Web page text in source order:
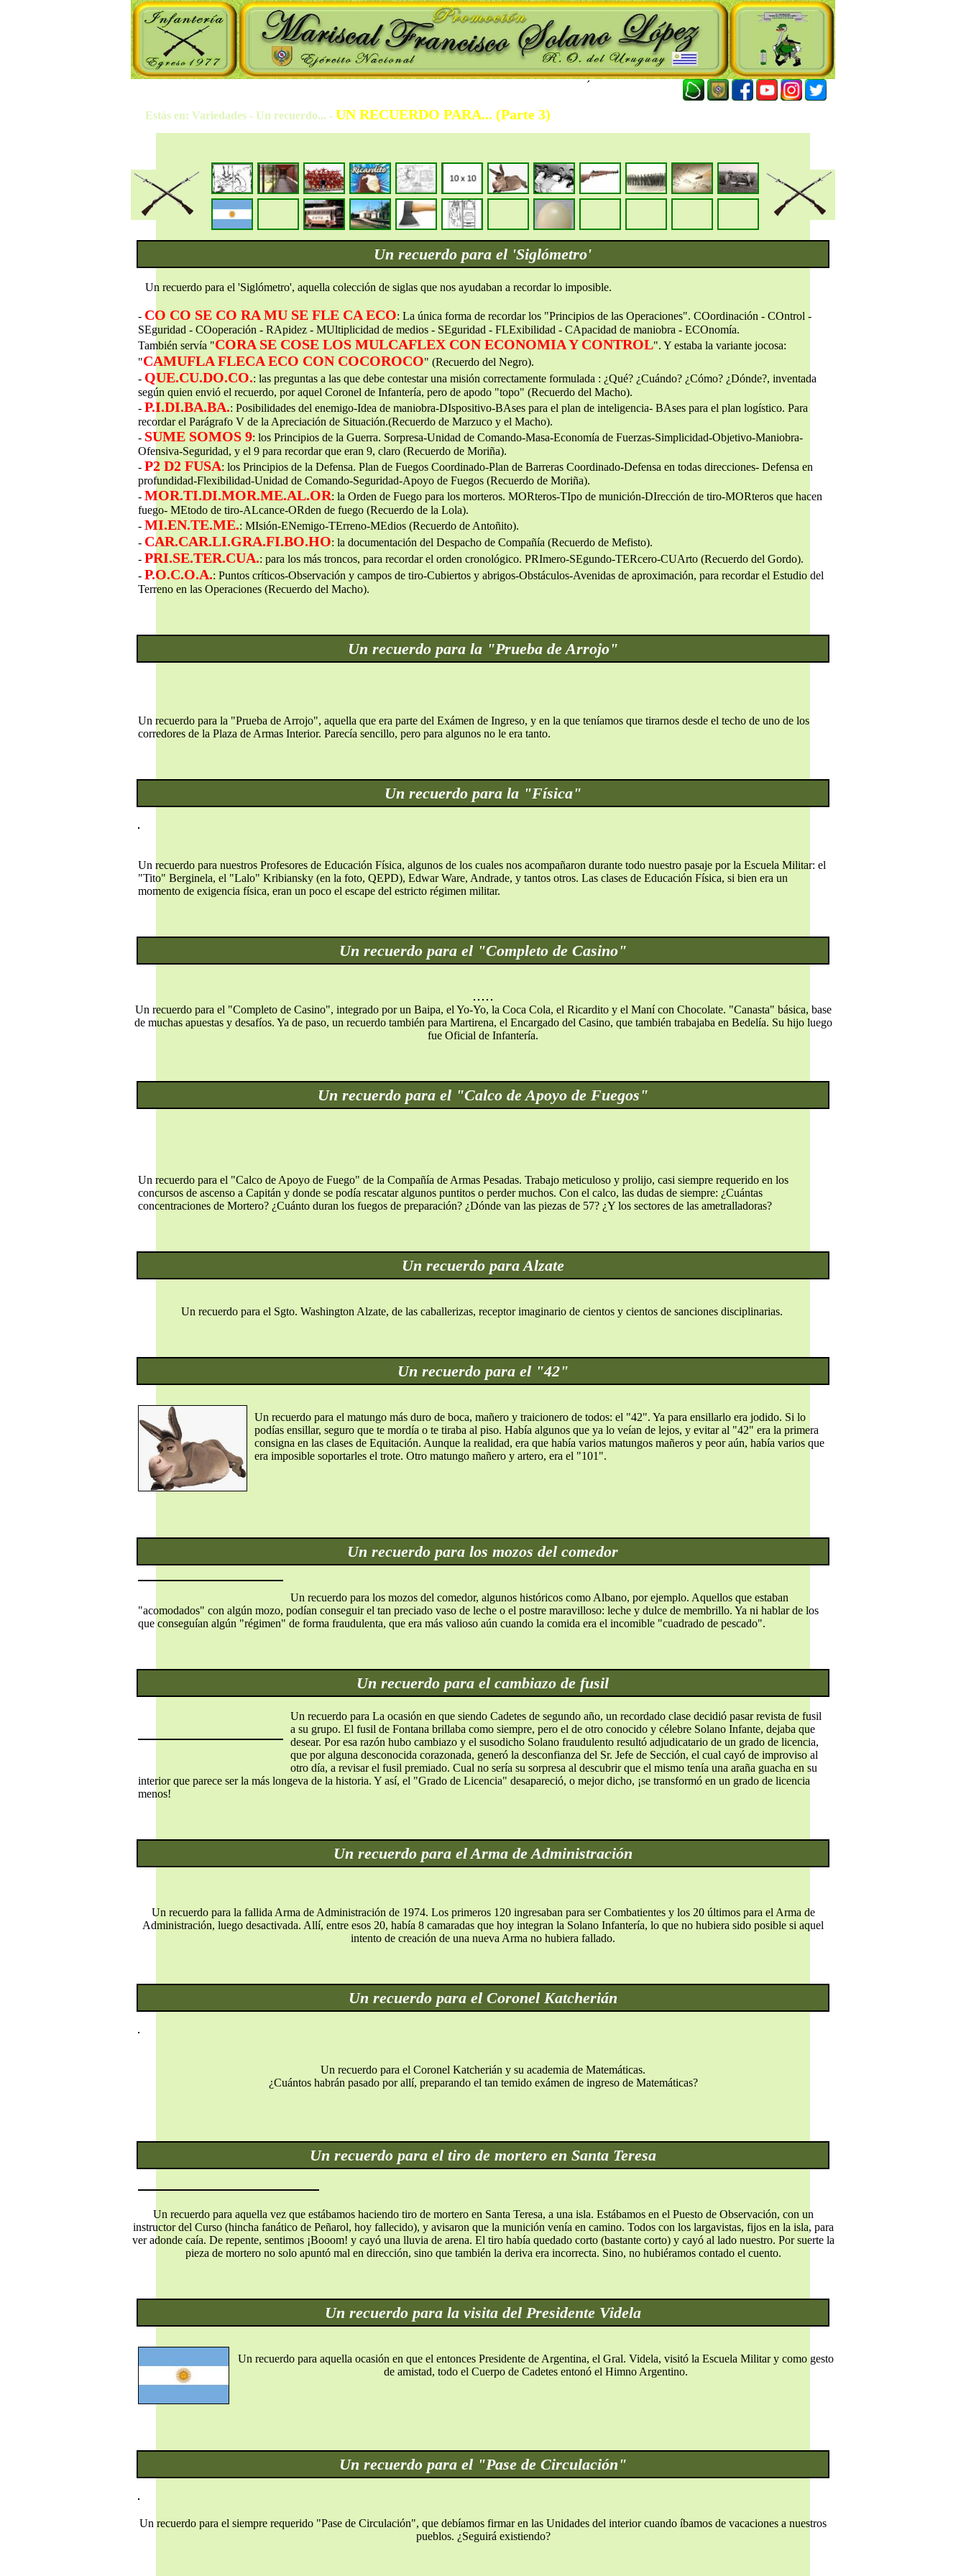
´
Estás en: Variedades - Un recuerdo... - UN RECUERDO PARA... (Parte 3)
Un recuerdo para el 'Siglómetro'
Un recuerdo para el 'Siglómetro', aquella colección de siglas que nos ayudaban a recordar lo imposible.
- CO CO SE CO RA MU SE FLE CA ECO: La única forma de recordar los "Principios de las Operaciones". COordinación - COntrol -
SEguridad - COoperación - RApidez - MUltiplicidad de medios - SEguridad - FLExibilidad - CApacidad de maniobra - ECOnomía.
También servía "CORA SE COSE LOS MULCAFLEX CON ECONOMIA Y CONTROL". Y estaba la variante jocosa:
"CAMUFLA FLECA ECO CON COCOROCO" (Recuerdo del Negro).
- QUE.CU.DO.CO.: las preguntas a las que debe contestar una misión correctamente formulada : ¿Qué? ¿Cuándo? ¿Cómo? ¿Dónde?, inventada
según quien envió el recuerdo, por aquel Coronel de Infantería, pero de apodo "topo" (Recuerdo del Macho).
- P.I.DI.BA.BA.: Posibilidades del enemigo-Idea de maniobra-DIspositivo-BAses para el plan de inteligencia- BAses para el plan logístico. Para
recordar el Parágrafo V de la Apreciación de Situación.(Recuerdo de Marzuco y el Macho).
- SUME SOMOS 9: los Principios de la Guerra. Sorpresa-Unidad de Comando-Masa-Economía de Fuerzas-Simplicidad-Objetivo-Maniobra-
Ofensiva-Seguridad, y el 9 para recordar que eran 9, claro (Recuerdo de Moriña).
- P2 D2 FUSA: los Principios de la Defensa. Plan de Fuegos Coordinado-Plan de Barreras Coordinado-Defensa en todas direcciones- Defensa en
profundidad-Flexibilidad-Unidad de Comando-Seguridad-Apoyo de Fuegos (Recuerdo de Moriña).
- MOR.TI.DI.MOR.ME.AL.OR: la Orden de Fuego para los morteros. MORteros-TIpo de munición-DIrección de tiro-MORteros que hacen
fuego- MEtodo de tiro-ALcance-ORden de fuego (Recuerdo de la Lola).
- MI.EN.TE.ME.: MIsión-ENemigo-TErreno-MEdios (Recuerdo de Antoñito).
- CAR.CAR.LI.GRA.FI.BO.HO: la documentación del Despacho de Compañía (Recuerdo de Mefisto).
- PRI.SE.TER.CUA.: para los más troncos, para recordar el orden cronológico. PRImero-SEgundo-TERcero-CUArto (Recuerdo del Gordo).
- P.O.C.O.A.: Puntos críticos-Observación y campos de tiro-Cubiertos y abrigos-Obstáculos-Avenidas de aproximación, para recordar el Estudio del
Terreno en las Operaciones (Recuerdo del Macho).
Un recuerdo para la "Prueba de Arrojo"
Un recuerdo para la "Prueba de Arrojo", aquella que era parte del Exámen de Ingreso, y en la que teníamos que tirarnos desde el techo de uno de los
corredores de la Plaza de Armas Interior. Parecía sencillo, pero para algunos no le era tanto.
Un recuerdo para la "Física"
Un recuerdo para nuestros Profesores de Educación Física, algunos de los cuales nos acompañaron durante todo nuestro pasaje por la Escuela Militar: el
"Tito" Berginela, el "Lalo" Kribiansky (en la foto, QEPD), Edwar Ware, Andrade, y tantos otros. Las clases de Educación Física, si bien era un
momento de exigencia física, eran un poco el escape del estricto régimen militar.
Un recuerdo para el "Completo de Casino"
Un recuerdo para el "Completo de Casino", integrado por un Baipa, el Yo-Yo, la Coca Cola, el Ricardito y el Maní con Chocolate. "Canasta" básica, base
de muchas apuestas y desafíos. Ya de paso, un recuerdo también para Martirena, el Encargado del Casino, que también trabajaba en Bedelía. Su hijo luego
fue Oficial de Infantería.
Un recuerdo para el "Calco de Apoyo de Fuegos"
Un recuerdo para el "Calco de Apoyo de Fuego" de la Compañía de Armas Pesadas. Trabajo meticuloso y prolijo, casi siempre requerido en los
concursos de ascenso a Capitán y donde se podía rescatar algunos puntitos o perder muchos. Con el calco, las dudas de siempre: ¿Cuántas
concentraciones de Mortero? ¿Cuánto duran los fuegos de preparación? ¿Dónde van las piezas de 57? ¿Y los sectores de las ametralladoras?
Un recuerdo para Alzate
Un recuerdo para el Sgto. Washington Alzate, de las caballerizas, receptor imaginario de cientos y cientos de sanciones disciplinarias.
Un recuerdo para el "42"
Un recuerdo para el matungo más duro de boca, mañero y traicionero de todos: el "42". Ya para ensillarlo era jodido. Si lo
podías ensillar, seguro que te mordía o te tiraba al piso. Había algunos que ya lo veían de lejos, y evitar al "42" era la primera
consigna en las clases de Equitación. Aunque la realidad, era que había varios matungos mañeros y peor aún, había varios que
era imposible soportarles el trote. Otro matungo mañero y artero, era el "101".
Un recuerdo para los mozos del comedor
Un recuerdo para los mozos del comedor, algunos históricos como Albano, por ejemplo. Aquellos que estaban
"acomodados" con algún mozo, podían conseguir el tan preciado vaso de leche o el postre maravilloso: leche y dulce de membrillo. Ya ni hablar de los
que conseguían algún "régimen" de forma fraudulenta, que era más valioso aún cuando la comida era el incomible "cuadrado de pescado".
Un recuerdo para el cambiazo de fusil
Un recuerdo para La ocasión en que siendo Cadetes de segundo año, un recordado clase decidió pasar revista de fusil
a su grupo. El fusil de Fontana brillaba como siempre, pero el de otro conocido y célebre Solano Infante, dejaba que
desear. Por esa razón hubo cambiazo y el susodicho Solano fraudulento resultó adjudicatario de un grado de licencia,
que por alguna desconocida corazonada, generó la desconfianza del Sr. Jefe de Sección, el cual cayó de improviso al
otro día, a revisar el fusil premiado. Cual no sería su sorpresa al descubrir que el mismo tenía una araña guacha en su
interior que parece ser la más longeva de la historia. Y así, el "Grado de Licencia" desapareció, o mejor dicho, ¡se transformó en un grado de licencia
menos!
Un recuerdo para el Arma de Administración
Un recuerdo para la fallida Arma de Administración de 1974. Los primeros 120 ingresaban para ser Combatientes y los 20 últimos para el Arma de
Administración, luego desactivada. Allí, entre esos 20, había 8 camaradas que hoy integran la Solano Infantería, lo que no hubiera sido posible si aquel
intento de creación de una nueva Arma no hubiera fallado.
Un recuerdo para el Coronel Katcherián
Un recuerdo para el Coronel Katcherián y su academia de Matemáticas.
¿Cuántos habrán pasado por allí, preparando el tan temido exámen de ingreso de Matemáticas?
Un recuerdo para el tiro de mortero en Santa Teresa
Un recuerdo para aquella vez que estábamos haciendo tiro de mortero en Santa Teresa, a una isla. Estábamos en el Puesto de Observación, con un
instructor del Curso (hincha fanático de Peñarol, hoy fallecido), y avisaron que la munición venía en camino. Todos con los largavistas, fijos en la isla, para
ver adonde caía. De repente, sentimos ¡Booom! y cayó una lluvia de arena. El tiro había quedado corto (bastante corto) y cayó al lado nuestro. Por suerte la
pieza de mortero no solo apuntó mal en dirección, sino que también la deriva era incorrecta. Sino, no hubiéramos contado el cuento.
Un recuerdo para la visita del Presidente Videla
Un recuerdo para aquella ocasión en que el entonces Presidente de Argentina, el Gral. Videla, visitó la Escuela Militar y como gesto
de amistad, todo el Cuerpo de Cadetes entonó el Himno Argentino.
Un recuerdo para el "Pase de Circulación"
Un recuerdo para el siempre requerido "Pase de Circulación", que debíamos firmar en las Unidades del interior cuando íbamos de vacaciones a nuestros
pueblos. ¿Seguirá existiendo?